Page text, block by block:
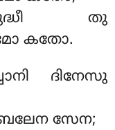
തു
കതോ.
ദിനേസു
സേന;